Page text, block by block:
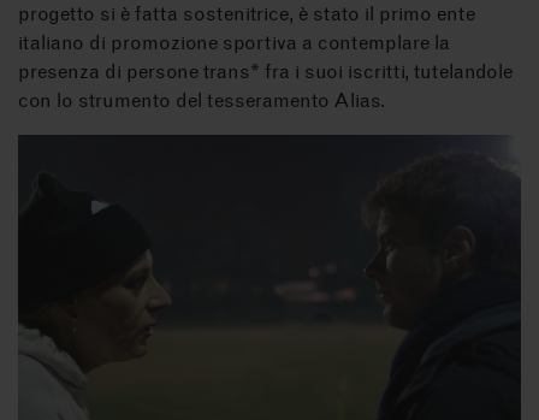
progetto si è fatta sostenitrice, è stato il primo ente
italiano di promozione sportiva a contemplare la
presenza di persone trans* fra i suoi iscritti, tutelandole
con lo strumento del tesseramento Alias.